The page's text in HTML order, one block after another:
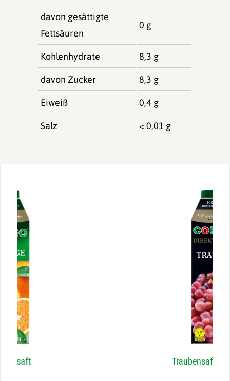
davon gesättigte
Fettsäuren
0 g
Kohlenhydrate 8,3 g
davon Zucker 8,3 g
Eiweiß 0,4 g
Salz < 0,01 g
Traubensaft-Direktsaft